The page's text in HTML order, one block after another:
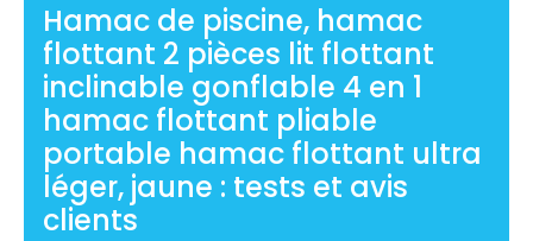
Hamac de piscine, hamac
flottant 2 pièces lit flottant
inclinable gonflable 4 en 1
hamac flottant pliable
portable hamac flottant ultra
léger, jaune : tests et avis
clients